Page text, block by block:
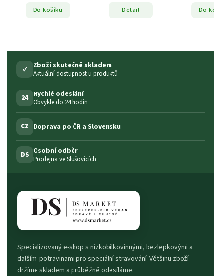
Do košíku Detail Do
✓ Zboží skutečně skladem
Aktuální dostupnost u produktů
24 Rychlé odeslání
Obvykle do 24 hodin
CZ Doprava po ČR a Slovensku
DS Osobní odběr
Prodejna ve Slušovicích
Specializovaný e-shop s nízkobílkovinnými, bezlepkovými a
dalšími potravinami pro speciální stravování. Většinu zboží
držíme skladem a průběžně odesíláme.